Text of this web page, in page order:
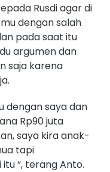
Rusdi agar di
dengan salah
pada saat itu
argumen dan
saja karena
dengan saya dan
Rp90 juta
saya kira anak-
tapi
“, terang Anto.